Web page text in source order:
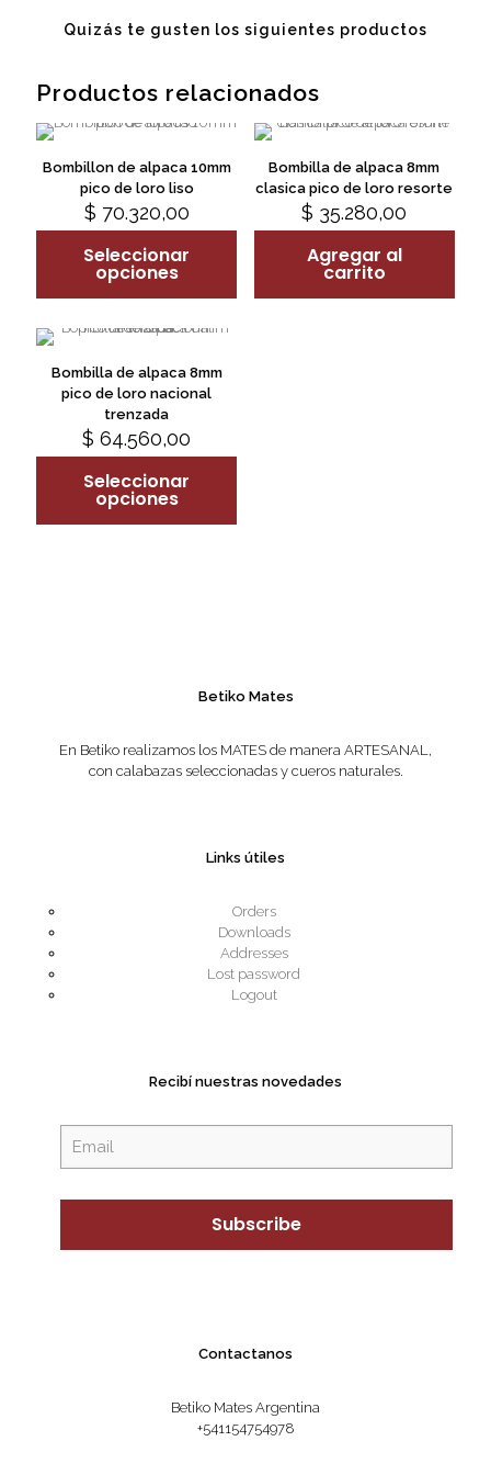
Quizás te gusten los siguientes productos
Productos relacionados
Bombillon de alpaca 10mm
pico de loro liso
This
product
has
multiple
variants.
options
be
chosen
on
the
page
$ 70.320,00
Seleccionar
opciones
Bombilla de alpaca 8mm
clasica pico de loro resorte
$ 35.280,00
Agregar al
carrito
Bombilla de alpaca 8mm
pico de loro nacional
trenzada
This
product
has
multiple
variants.
$ 64.560,00
Seleccionar
opciones
Betiko Mates
En Betiko realizamos los MATES de manera ARTESANAL,
con calabazas seleccionadas y cueros naturales.
Links útiles
Orders
Downloads
Addresses
Lost password
Logout
Recibí nuestras novedades
Contactanos
Betiko Mates Argentina
+541154754978